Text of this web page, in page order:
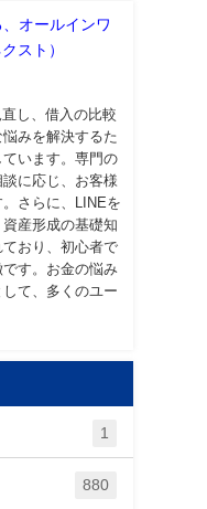
オールインワ
スト）
し、借入の比較
みを解決するた
います。専門の
に応じ、お客様
さらに、LINEを
産形成の基礎知
おり、初心者で
す。お金の悩み
て、多くのユー
1
880